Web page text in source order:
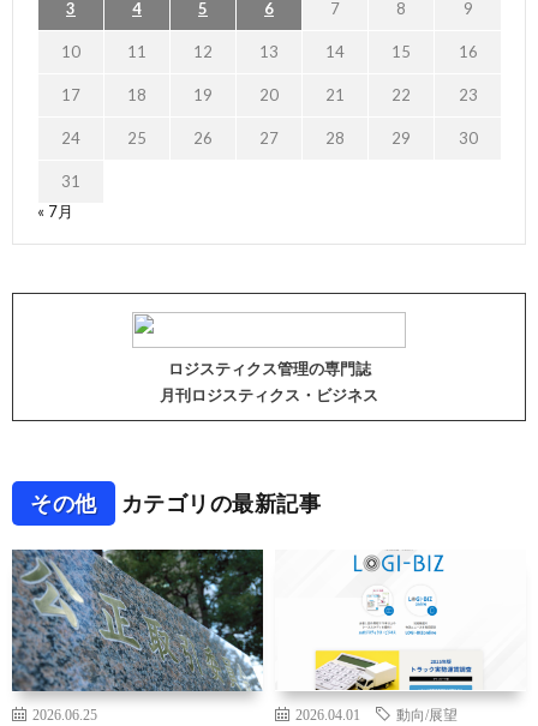
3 4 5 6 7 8 9
10 11 12 13 14 15 16
17 18 19 20 21 22 23
24 25 26 27 28 29 30
31
« 7月
ロジスティクス管理の専門誌
月刊ロジスティクス・ビジネス
その他 カテゴリの最新記事
2026.06.25
2026.04.01 動向/展望